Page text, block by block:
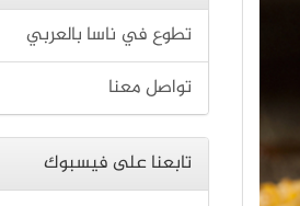
تطوع في ناسا بالعربي
تواصل معنا
تابعنا على فيسبوك